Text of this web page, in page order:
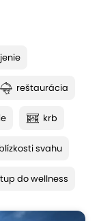
reštaurácia
krb
svahu
do wellness